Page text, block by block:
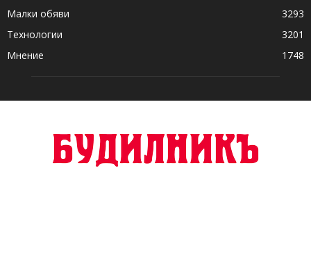
Малки обяви
3293
Технологии
3201
Мнение
1748